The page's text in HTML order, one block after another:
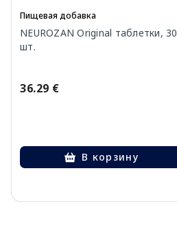
Пищевая добавка
NEUROZAN Original таблетки, 30
шт.
36.29 €
В корзину